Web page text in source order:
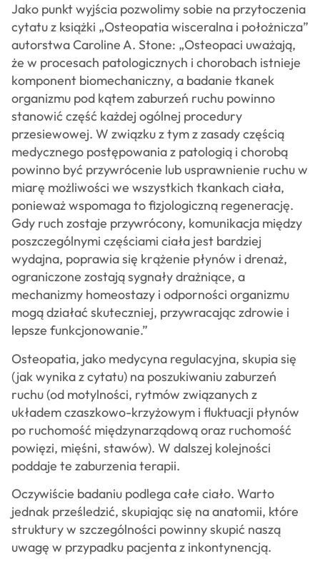
Jako punkt wyjścia pozwolimy sobie na przytoczenia
cytatu z książki „Osteopatia wisceralna i położnicza”
autorstwa Caroline A. Stone: „Osteopaci uważają,
że w procesach patologicznych i chorobach istnieje
komponent biomechaniczny, a badanie tkanek
organizmu pod kątem zaburzeń ruchu powinno
stanowić część każdej ogólnej procedury
przesiewowej. W związku z tym z zasady częścią
medycznego postępowania z patologią i chorobą
powinno być przywrócenie lub usprawnienie ruchu w
miarę możliwości we wszystkich tkankach ciała,
ponieważ wspomaga to fizjologiczną regenerację.
Gdy ruch zostaje przywrócony, komunikacja między
poszczególnymi częściami ciała jest bardziej
wydajna, poprawia się krążenie płynów i drenaż,
ograniczone zostają sygnały drażniące, a
mechanizmy homeostazy i odporności organizmu
mogą działać skuteczniej, przywracając zdrowie i
lepsze funkcjonowanie.”
Osteopatia, jako medycyna regulacyjna, skupia się
(jak wynika z cytatu) na poszukiwaniu zaburzeń
ruchu (od motylności, rytmów związanych z
układem czaszkowo-krzyżowym i fluktuacji płynów
po ruchomość międzynarządową oraz ruchomość
powięzi, mięśni, stawów). W dalszej kolejności
poddaje te zaburzenia terapii.
Oczywiście badaniu podlega całe ciało. Warto
jednak prześledzić, skupiając się na anatomii, które
struktury w szczególności powinny skupić naszą
uwagę w przypadku pacjenta z inkontynencją.